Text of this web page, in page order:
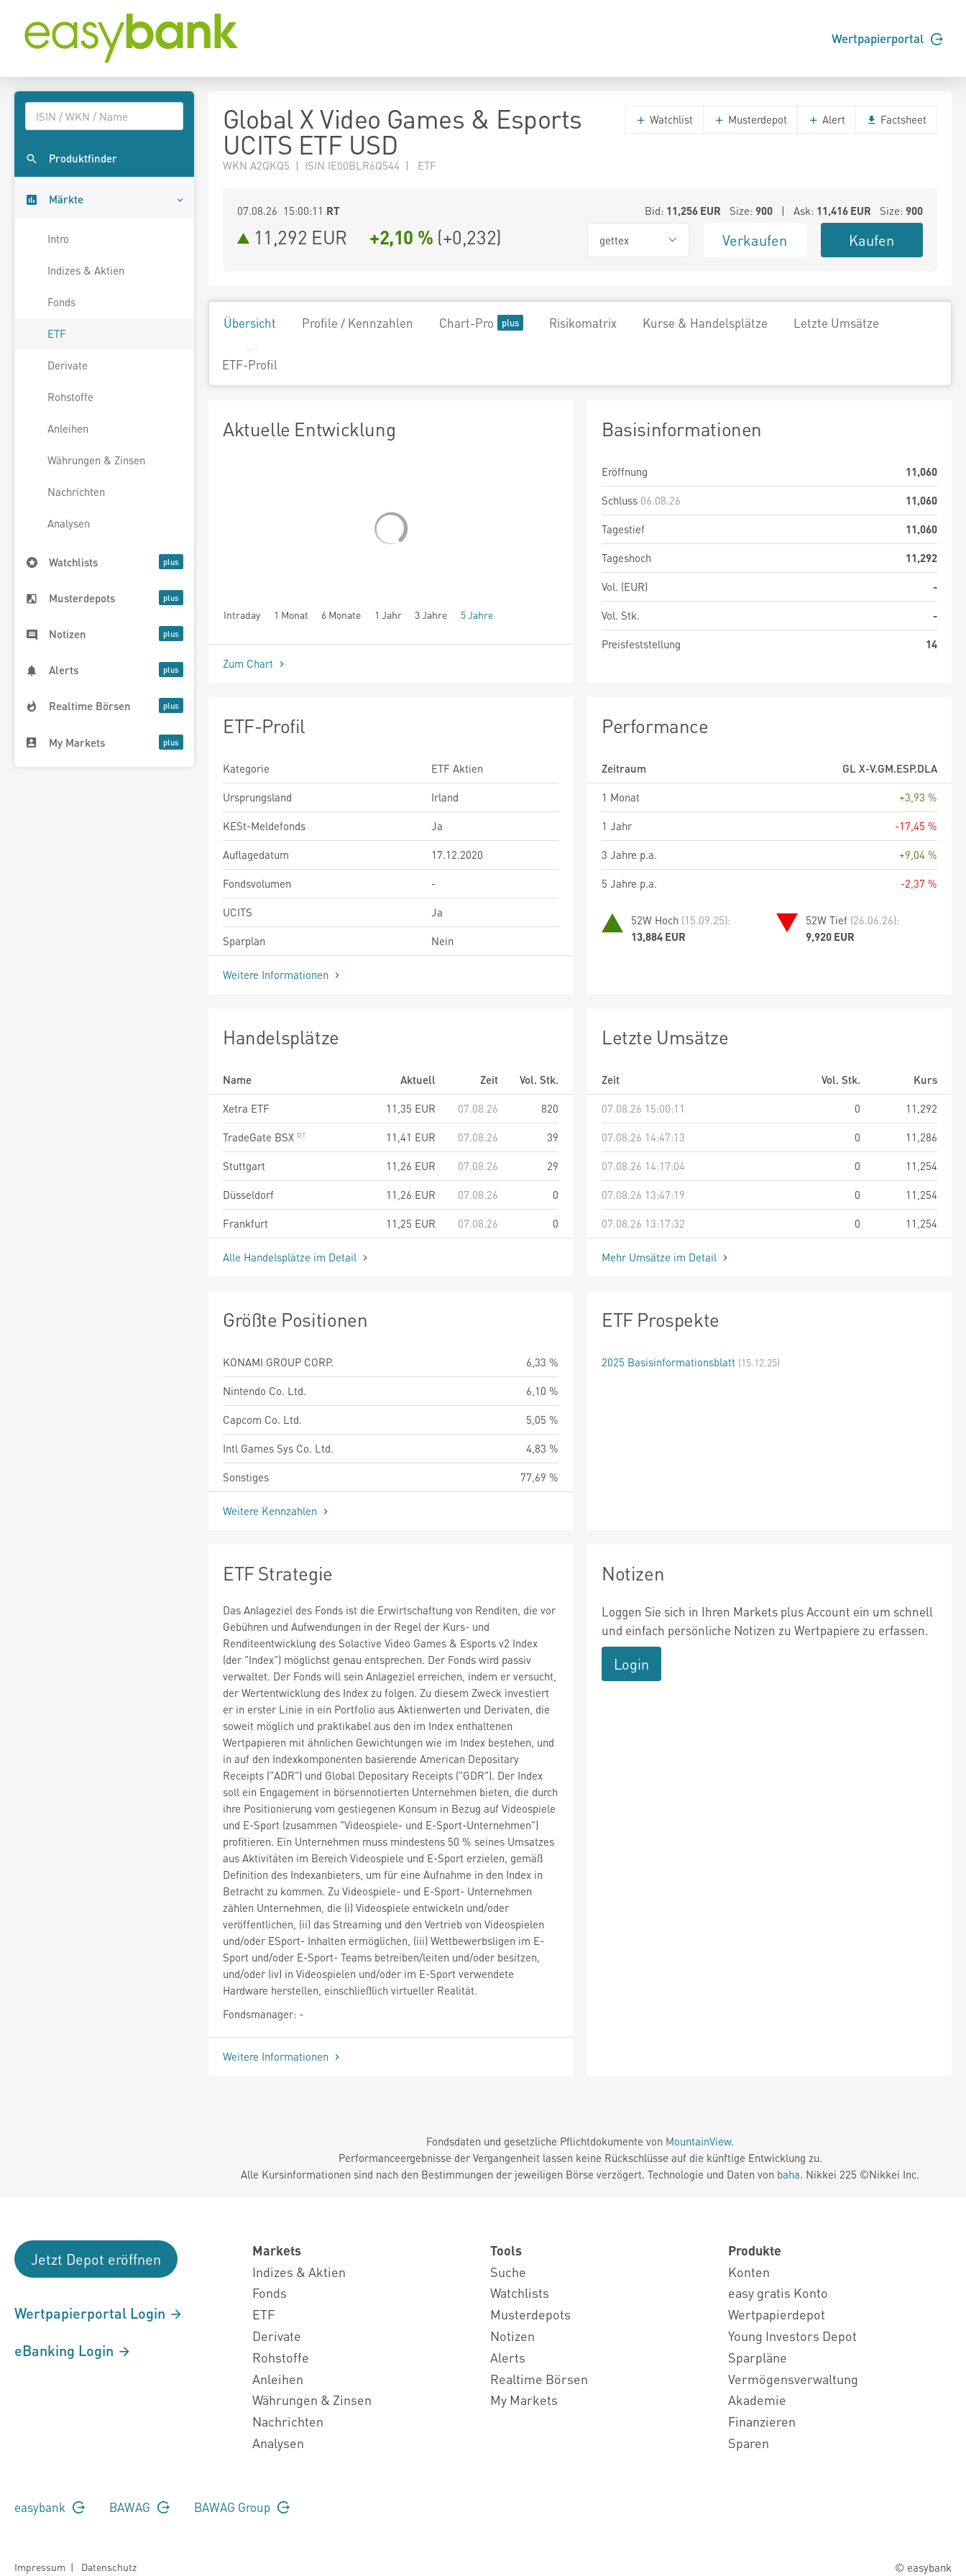
Wertpapierportal
Produktfinder
Märkte
Intro
Indizes & Aktien
Fonds
ETF
Derivate
Rohstoffe
Anleihen
Währungen & Zinsen
Nachrichten
Analysen
Watchlists
Musterdepots
Notizen
Alerts
Realtime Börsen
My Markets
Global X Video Games & Esports
UCITS ETF USD
WKN A2QKQ5 | ISIN IE00BLR6Q544 | ETF
Watchlist Musterdepot Alert Factsheet
07.08.26 15:00:11 RT Bid: 11,256EUR Size: 900| Ask: 11,416EUR Size: 900
11,292 EUR +2,10 % (+0,232) gettex Verkaufen Kaufen
Übersicht Profile / Kennzahlen Chart-Pro Risikomatrix Kurse & Handelsplätze Letzte Umsätze
ETF-Profil
Aktuelle Entwicklung
Intraday 1 Monat 6 Monate 1 Jahr 3 Jahre 5 Jahre
seit Beginn
Zum Chart
Basisinformationen
Eröffnung
11,060
Schluss 06.08.26
11,060
Tagestief
11,060
Tageshoch
11,292
Vol. (EUR)
-
Vol. Stk.
-
Preisfeststellung
14
ETF-Profil
Kategorie
ETF Aktien
Ursprungsland
Irland
KESt-Meldefonds
Ja
Auflagedatum
17.12.2020
Fondsvolumen
-
UCITS
Ja
Sparplan
Nein
Weitere Informationen
Performance
Zeitraum
GL X-V.GM.ESP.DLA
1 Monat
+3,93 %
1 Jahr
-17,45 %
3 Jahre p.a.
+9,04 %
5 Jahre p.a.
-2,37 %
52W Hoch (15.09.25):
13,884 EUR
52W Tief (26.06.26):
9,920 EUR
Handelsplätze
Name Aktuell Zeit
Vol. Stk.
Xetra ETF
11,35 EUR 07.08.26
820
TradeGate BSX
11,41 EUR 07.08.26
39
Stuttgart
11,26 EUR 07.08.26
29
Düsseldorf
11,26 EUR 07.08.26
0
Frankfurt
11,25 EUR 07.08.26 0
Alle Handelsplätze im Detail
Letzte Umsätze
Zeit Vol. Stk.
Kurs
07.08.26 15:00:11
0
11,292
07.08.26 14:47:13
0
11,286
07.08.26 14:17:04
0
11,254
07.08.26 13:47:19
0
11,254
07.08.26 13:17:32
0 11,254
Mehr Umsätze im Detail
Größte Positionen
KONAMI GROUP CORP.
6,33 %
Nintendo Co. Ltd.
6,10 %
Capcom Co. Ltd.
5,05 %
Intl Games Sys Co. Ltd.
4,83 %
Sonstiges
77,69 %
Weitere Kennzahlen
ETF Prospekte
2025 Basisinformationsblatt (15.12.25)
ETF Strategie
Das Anlageziel des Fonds ist die Erwirtschaftung von Renditen, die vor
Gebühren und Aufwendungen in der Regel der Kurs- und
Renditeentwicklung des Solactive Video Games & Esports v2 Index
(der "Index") möglichst genau entsprechen. Der Fonds wird passiv
verwaltet. Der Fonds will sein Anlageziel erreichen, indem er versucht,
der Wertentwicklung des Index zu folgen. Zu diesem Zweck investiert
er in erster Linie in ein Portfolio aus Aktienwerten und Derivaten, die
soweit möglich und praktikabel aus den im Index enthaltenen
Wertpapieren mit ähnlichen Gewichtungen wie im Index bestehen, und
in auf den Indexkomponenten basierende American Depositary
Receipts ("ADR") und Global Depositary Receipts ("GDR"). Der Index
soll ein Engagement in börsennotierten Unternehmen bieten, die durch
ihre Positionierung vom gestiegenen Konsum in Bezug auf Videospiele
und E-Sport (zusammen "Videospiele- und E-Sport-Unternehmen")
profitieren. Ein Unternehmen muss mindestens 50 % seines Umsatzes
aus Aktivitäten im Bereich Videospiele und E-Sport erzielen, gemäß
Definition des Indexanbieters, um für eine Aufnahme in den Index in
Betracht zu kommen. Zu Videospiele- und E-Sport- Unternehmen
zählen Unternehmen, die (i) Videospiele entwickeln und/oder
veröffentlichen, (ii) das Streaming und den Vertrieb von Videospielen
und/oder ESport- Inhalten ermöglichen, (iii) Wettbewerbsligen im E-
Sport und/oder E-Sport- Teams betreiben/leiten und/oder besitzen,
und/oder (iv) in Videospielen und/oder im E-Sport verwendete
Hardware herstellen, einschließlich virtueller Realität.
Fondsmanager: -
Weitere Informationen
Notizen
Loggen Sie sich in Ihren Markets plus Account ein um schnell
und einfach persönliche Notizen zu Wertpapiere zu erfassen.
Login
Fondsdaten und gesetzliche Pflichtdokumente von MountainView.
Performanceergebnisse der Vergangenheit lassen keine Rückschlüsse auf die künftige Entwicklung zu.
Alle Kursinformationen sind nach den Bestimmungen der jeweiligen Börse verzögert. Technologie und Daten von baha. Nikkei 225 ©Nikkei Inc.
Jetzt Depot eröffnen
Wertpapierportal Login
eBanking Login
Markets
Indizes & Aktien
Fonds
ETF
Derivate
Rohstoffe
Anleihen
Währungen & Zinsen
Nachrichten
Analysen
Tools
Suche
Watchlists
Musterdepots
Notizen
Alerts
Realtime Börsen
My Markets
Produkte
Konten
easy gratis Konto
Wertpapierdepot
Young Investors Depot
Sparpläne
Vermögensverwaltung
Akademie
Finanzieren
Sparen
easybank BAWAG BAWAG Group
Impressum | Datenschutz © easybank